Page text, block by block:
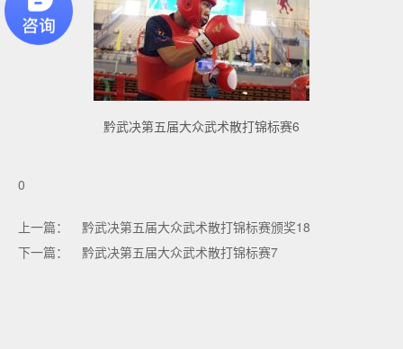
黔武决第五届大众武术散打锦标赛6
0
上一篇：
黔武决第五届大众武术散打锦标赛颁奖18
下一篇：
黔武决第五届大众武术散打锦标赛7